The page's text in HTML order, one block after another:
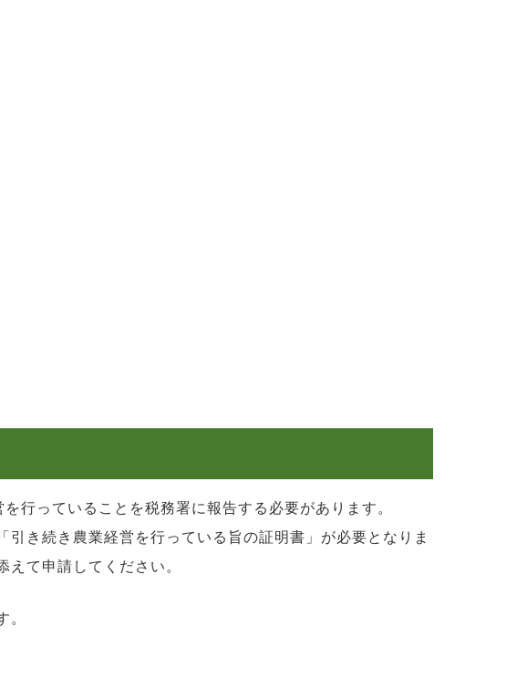
行っていることを税務署に報告する必要があります。
き続き農業経営を行っている旨の証明書」が必要となりま
て申請してください。